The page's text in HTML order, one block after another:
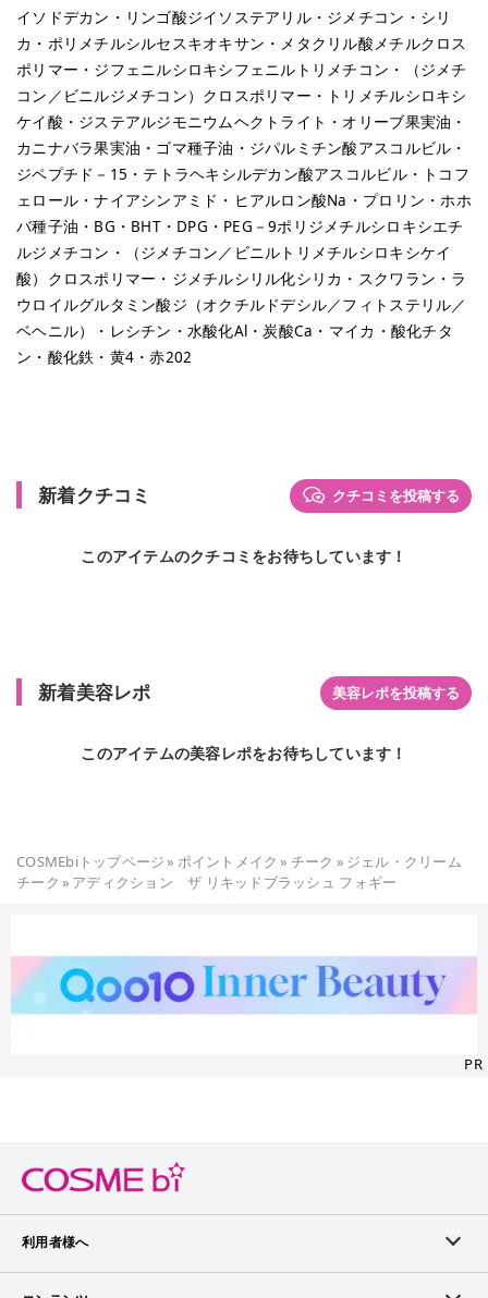
イソドデカン・リンゴ酸ジイソステアリル・ジメチコン・シリ
カ・ポリメチルシルセスキオキサン・メタクリル酸メチルクロス
ポリマー・ジフェニルシロキシフェニルトリメチコン・（ジメチ
コン／ビニルジメチコン）クロスポリマー・トリメチルシロキシ
ケイ酸・ジステアルジモニウムヘクトライト・オリーブ果実油・
カニナバラ果実油・ゴマ種子油・ジパルミチン酸アスコルビル・
ジペプチド－15・テトラヘキシルデカン酸アスコルビル・トコフ
ェロール・ナイアシンアミド・ヒアルロン酸Na・プロリン・ホホ
バ種子油・BG・BHT・DPG・PEG－9ポリジメチルシロキシエチ
ルジメチコン・（ジメチコン／ビニルトリメチルシロキシケイ
酸）クロスポリマー・ジメチルシリル化シリカ・スクワラン・ラ
ウロイルグルタミン酸ジ（オクチルドデシル／フィトステリル／
ベヘニル）・レシチン・水酸化Al・炭酸Ca・マイカ・酸化チタ
ン・酸化鉄・黄4・赤202
新着クチコミ クチコミを投稿する
このアイテムのクチコミをお待ちしています！
新着美容レポ 美容レポを投稿する
このアイテムの美容レポをお待ちしています！
COSMEbiトップページ» ポイントメイク » チーク » ジェル・クリーム
チーク » アディクション ザ リキッドブラッシュ フォギー
PR
利用者様へ
メンバーログイン